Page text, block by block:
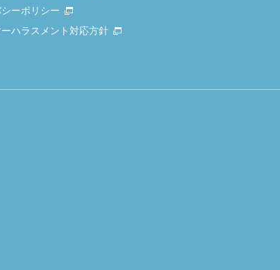
ーポリシー
ハラスメント対応方針